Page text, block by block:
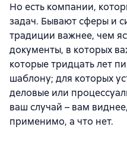
Но есть компании,
задач. Бывают сферы и
традиции важнее, чем
документы, в которых
которые тридцать лет
шаблону; для которых
деловые или
ваш случай – вам
применимо, а что нет.